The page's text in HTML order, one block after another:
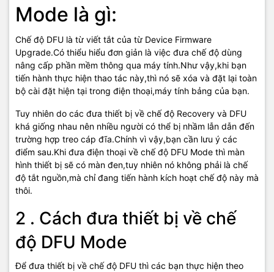
Mode là gì:
Chế độ DFU là từ viết tắt của từ Device Firmware
Upgrade.Có thiểu hiểu đơn giản là việc đưa chế độ dùng
nâng cấp phần mềm thông qua máy tính.Như vậy,khi bạn
tiến hành thực hiện thao tác này,thì nó sẽ xóa và đặt lại toàn
bộ cài đặt hiện tại trong điện thoại,máy tính bảng của bạn.
Tuy nhiên do các đưa thiết bị về chế độ Recovery và DFU
khá giống nhau nên nhiều người có thể bị nhầm lẫn dẫn đến
trường hợp treo cáp đĩa.Chính vì vậy,bạn cần lưu ý các
điểm sau.Khi đưa điện thoại về chế độ DFU Mode thì màn
hình thiết bị sẽ có màn đen,tuy nhiên nó không phải là chế
độ tắt nguồn,mà chỉ đang tiến hành kích hoạt chế độ này mà
thôi.
2 . Cách đưa thiết bị về chế
độ DFU Mode
Để đưa thiết bị về chế độ DFU thì các bạn thực hiện theo